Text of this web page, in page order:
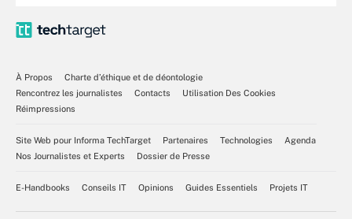
À Propos
Charte d’éthique et de déontologie
Rencontrez les journalistes
Contacts
Utilisation Des Cookies
Réimpressions
Site Web pour Informa TechTarget Partenaires Technologies
Agenda
Nos Journalistes et Experts
Dossier de Presse
E-Handbooks Conseils IT Opinions Guides Essentiels Projets IT